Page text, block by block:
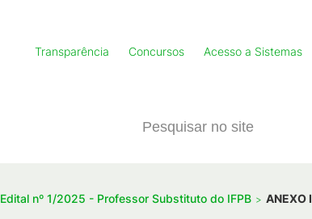
Transparência Concursos Acesso a Sistemas
Edital nº 1/2025 - Professor Substituto do IFPB ANEXO I